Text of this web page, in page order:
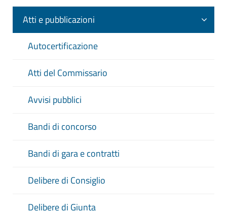
Atti e pubblicazioni
Autocertificazione
Atti del Commissario
Avvisi pubblici
Bandi di concorso
Bandi di gara e contratti
Delibere di Consiglio
Delibere di Giunta